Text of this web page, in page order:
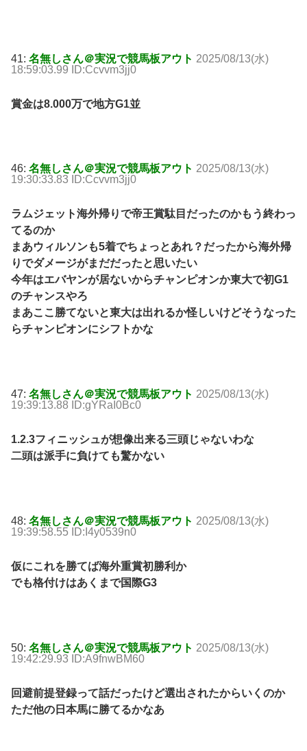
41: 名無しさん＠実況で競馬板アウト 2025/08/13(水)
18:59:03.99 ID:Ccvvm3jj0
賞金は8.000万で地方G1並
46: 名無しさん＠実況で競馬板アウト 2025/08/13(水)
19:30:33.83 ID:Ccvvm3jj0
ラムジェット海外帰りで帝王賞駄目だったのかもう終わっ
てるのか
まあウィルソンも5着でちょっとあれ？だったから海外帰
りでダメージがまだだったと思いたい
今年はエバヤンが居ないからチャンピオンか東大で初G1
のチャンスやろ
まあここ勝てないと東大は出れるか怪しいけどそうなった
らチャンピオンにシフトかな
47: 名無しさん＠実況で競馬板アウト 2025/08/13(水)
19:39:13.88 ID:gYRaI0Bc0
1.2.3フィニッシュが想像出来る三頭じゃないわな
二頭は派手に負けても驚かない
48: 名無しさん＠実況で競馬板アウト 2025/08/13(水)
19:39:58.55 ID:I4y0539n0
仮にこれを勝てば海外重賞初勝利か
でも格付けはあくまで国際G3
50: 名無しさん＠実況で競馬板アウト 2025/08/13(水)
19:42:29.93 ID:A9fnwBM60
回避前提登録って話だったけど選出されたからいくのか
ただ他の日本馬に勝てるかなあ